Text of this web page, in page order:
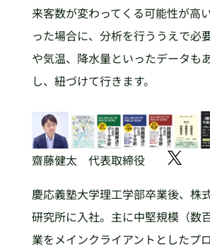
来客数が変わってくる可能性が高
った場合に、分析を行ううえで必
や気温、降水量といったデータも
し、紐づけて行きます。
齋藤健太 代表取締役
慶応義塾大学理工学部卒業後、株
研究所に入社。主に中堅規模（数
業をメインクライアントとしたプ